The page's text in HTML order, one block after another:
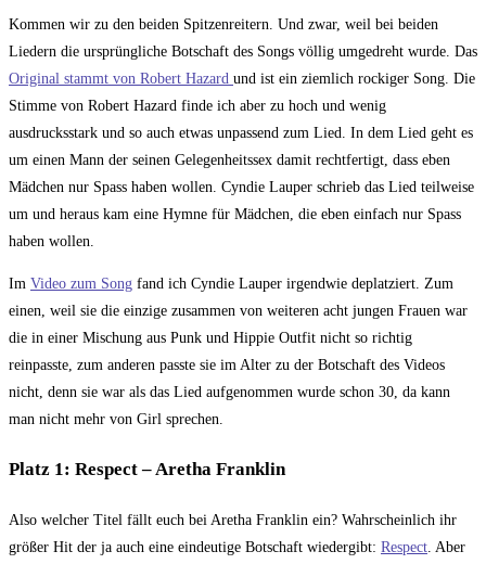
Kommen wir zu den beiden Spitzenreitern. Und zwar, weil bei beiden
Liedern die ursprüngliche Botschaft des Songs völlig umgedreht wurde. Das
Original stammt von Robert Hazard und ist ein ziemlich rockiger Song. Die
Stimme von Robert Hazard finde ich aber zu hoch und wenig
ausdrucksstark und so auch etwas unpassend zum Lied. In dem Lied geht es
um einen Mann der seinen Gelegenheitssex damit rechtfertigt, dass eben
Mädchen nur Spass haben wollen. Cyndie Lauper schrieb das Lied teilweise
um und heraus kam eine Hymne für Mädchen, die eben einfach nur Spass
haben wollen.
Im Video zum Song fand ich Cyndie Lauper irgendwie deplatziert. Zum
einen, weil sie die einzige zusammen von weiteren acht jungen Frauen war
die in einer Mischung aus Punk und Hippie Outfit nicht so richtig
reinpasste, zum anderen passte sie im Alter zu der Botschaft des Videos
nicht, denn sie war als das Lied aufgenommen wurde schon 30, da kann
man nicht mehr von Girl sprechen.
Platz 1: Respect – Aretha Franklin
Also welcher Titel fällt euch bei Aretha Franklin ein? Wahrscheinlich ihr
größer Hit der ja auch eine eindeutige Botschaft wiedergibt: Respect. Aber